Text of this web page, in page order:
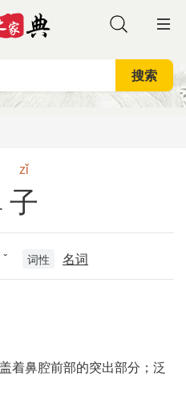
zǐ
词性 名词
着鼻腔前部的突出部分；泛